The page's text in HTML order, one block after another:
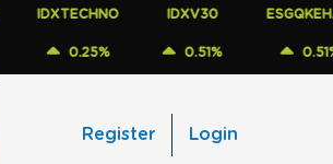
IDXTECHNO
0.25%
IDXV30
0.51%
ESGQKEHATI
0.51%
Register Login